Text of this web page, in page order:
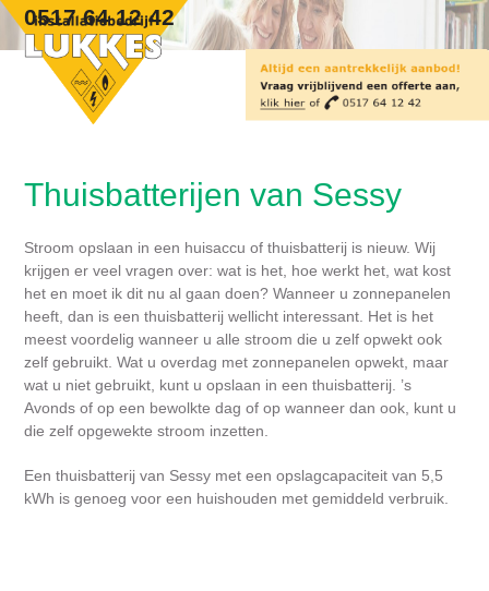
Skip
content
0517 64 12 42
Open
mobile
menu
Close
mobile
menu
Thuisbatterijen van Sessy
Stroom opslaan in een huisaccu of thuisbatterij is nieuw. Wij
krijgen er veel vragen over: wat is het, hoe werkt het, wat kost
het en moet ik dit nu al gaan doen? Wanneer u zonnepanelen
heeft, dan is een thuisbatterij wellicht interessant. Het is het
meest voordelig wanneer u alle stroom die u zelf opwekt ook
zelf gebruikt. Wat u overdag met zonnepanelen opwekt, maar
wat u niet gebruikt, kunt u opslaan in een thuisbatterij. ’s
Avonds of op een bewolkte dag of op wanneer dan ook, kunt u
die zelf opgewekte stroom inzetten.
Een thuisbatterij van Sessy met een opslagcapaciteit van 5,5
kWh is genoeg voor een huishouden met gemiddeld verbruik.